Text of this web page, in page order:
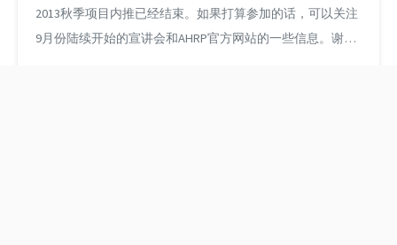
试...
2013秋季项目内推已经结束。如果打算参加的话，可以关注
9月份陆续开始的宣讲会和AHRP官方网站的一些信息。谢谢